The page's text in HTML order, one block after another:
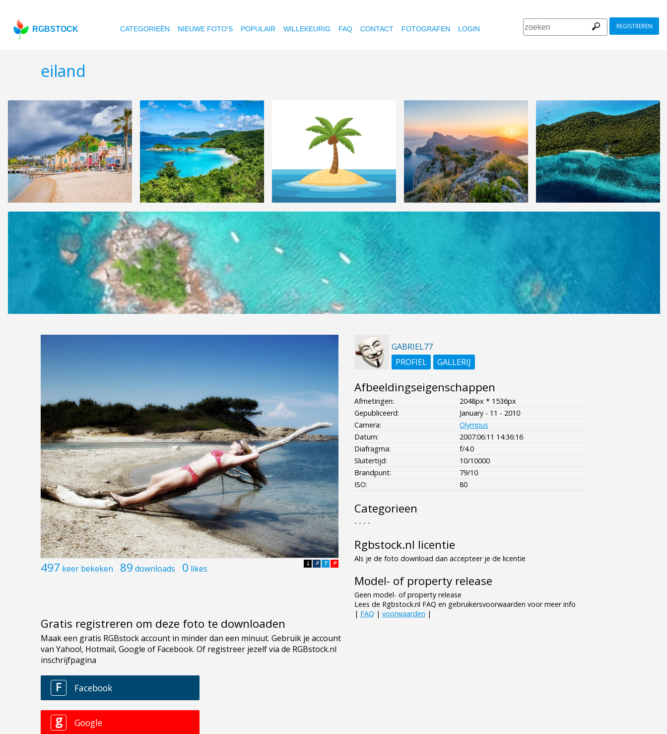
RGBSTOCK CATEGORIEËN NIEUWE FOTO'S POPULAIR WILLEKEURIG FAQ CONTACT FOTOGRAFEN LOGIN REGISTREREN
eiland
497 keer bekeken 89 downloads 0 likes P
T
F
L
Gratis registreren om deze foto te downloaden
GABRIEL77
PROFIEL
GALLERIJ
Afbeeldingseigenschappen
Afmetingen:
2048px * 1536px
Gepubliceerd:
January - 11 - 2010
Camera:
Olympus
Datum:
2007:06:11 14:36:16
Diafragma:
f/4.0
Sluitertijd:
10/10000
Brandpunt:
79/10
ISO:
80
Categorieen
- - - -
Rgbstock.nl licentie
Als je de foto download dan accepteer je de licentie
Model- of property release
Geen model- of property release
Lees de Rgbstock.nl FAQ en gebruikersvoorwaarden voor meer info
| FAQ | voorwaarden |